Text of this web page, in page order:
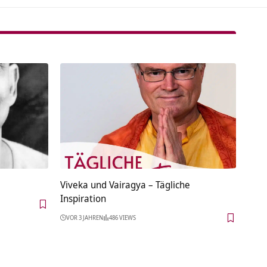
Viveka und Vairagya – Tägliche
Inspiration
VOR 3 JAHREN 486 VIEWS